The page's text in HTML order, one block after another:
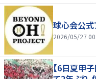
球心会公式
2026/05/27
【6日夏甲